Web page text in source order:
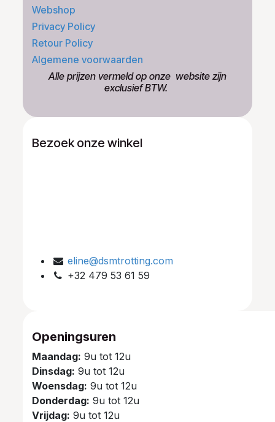
Webshop
Privacy Policy
Retour Policy
Algemene voorwaarden
​Alle prijzen vermeld op onze ​website zijn
exclusief BTW.
Bezoek onze winkel
eline@dsmtrotting.com
+32 479 53 61 59
Openingsuren
Maandag: 9u tot 12u
Dinsdag: 9u tot 12u
Woensdag: 9u tot 12u
Donderdag: 9u tot 12u
Vrijdag: 9u tot 12u